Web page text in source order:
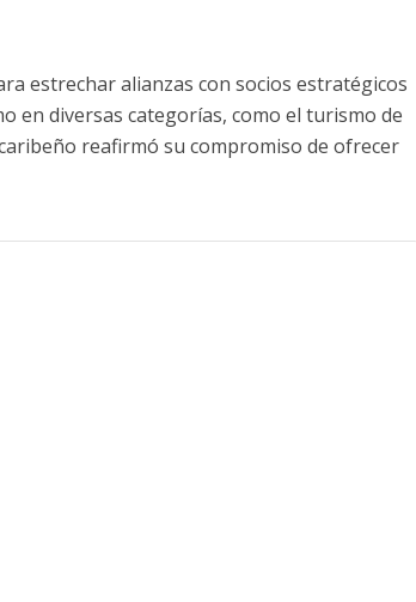
estrechar alianzas con socios estratégicos
en diversas categorías, como el turismo de
reafirmó su compromiso de ofrecer